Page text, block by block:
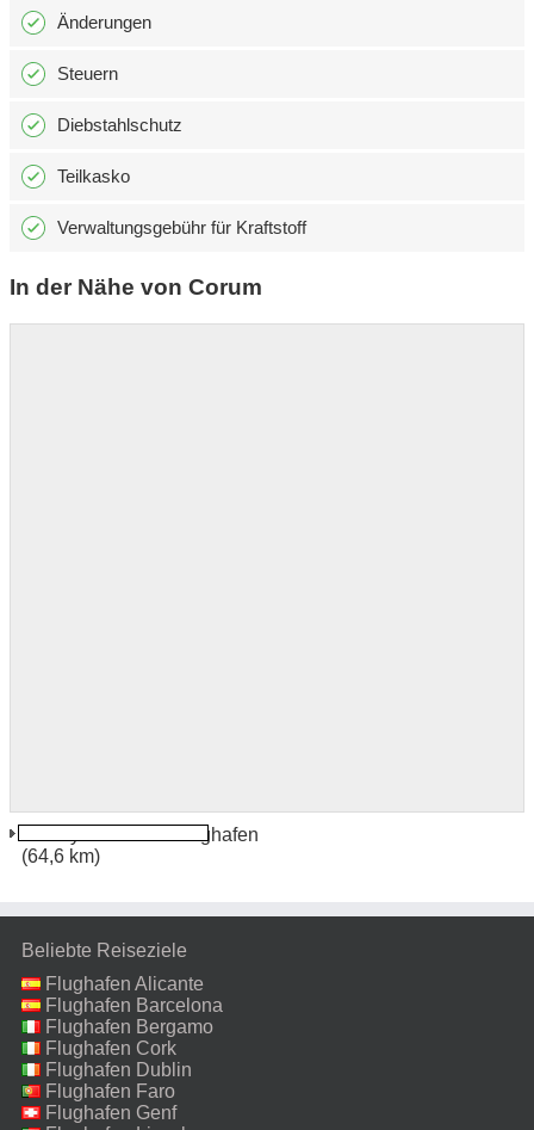
Änderungen
Steuern
Diebstahlschutz
Teilkasko
Verwaltungsgebühr für Kraftstoff
In der Nähe von Corum
Amasya Merzifon Flughafen
(64,6 km)
Beliebte Reiseziele
Flughafen Alicante
Flughafen Barcelona
Flughafen Bergamo
Flughafen Cork
Flughafen Dublin
Flughafen Faro
Flughafen Genf